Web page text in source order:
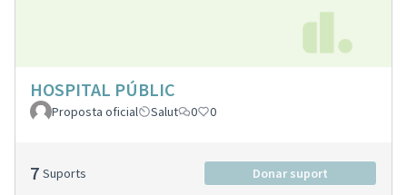
HOSPITAL PÚBLIC
Proposta oficial Salut 0 0
7 Suports Donar suport